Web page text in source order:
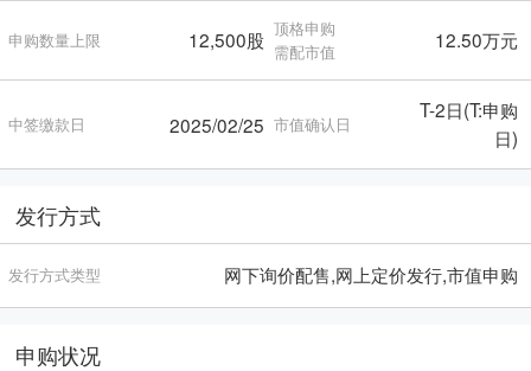
申购数量上限 12,500股 顶格申购
需配市值
12.50万元
中签缴款日 2025/02/25 市值确认日
T-2日(T:申购
日)
发行方式
发行方式类型 网下询价配售,网上定价发行,市值申购
申购状况